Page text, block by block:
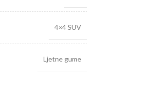
4×4 SUV
Ljetne gume